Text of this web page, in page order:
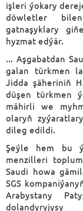
işleri ýokary
döwletler
gatnaşyklary
hyzmat edýär.
... Aşgabatdan
galan türkmen
Jidda şäheriniň
düşen türkmen
mähirli we
olaryň
dileg edildi.
Şeýle hem bu
menzilleri
Saudi howa
SGS
Arabystany